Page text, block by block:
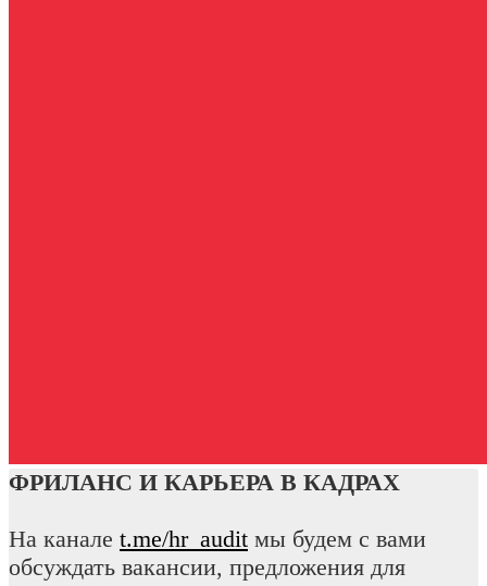
ФРИЛАНС И КАРЬЕРА В КАДРАХ
На канале t.me/hr_audit мы будем с вами
обсуждать вакансии, предложения для